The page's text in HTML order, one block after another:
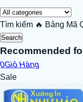
Tìm kiếm 🔥 Bảng Mã
Search
Recommended
Giỏ Hàng
Sale